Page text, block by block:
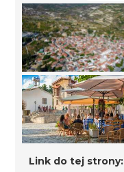
Link do tej strony: